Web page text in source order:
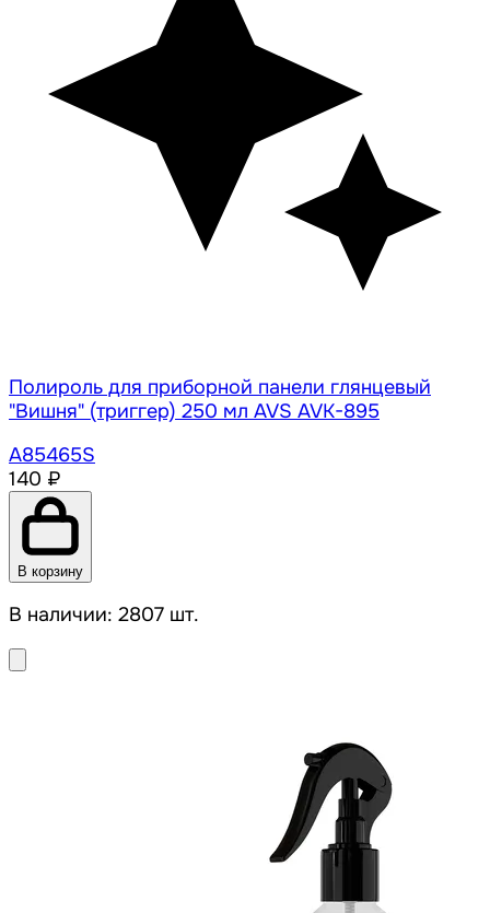
Полироль для приборной панели глянцевый
"Вишня" (триггер) 250 мл AVS AVK-895
A85465S
140 ₽
В корзину
В наличии: 2807 шт.